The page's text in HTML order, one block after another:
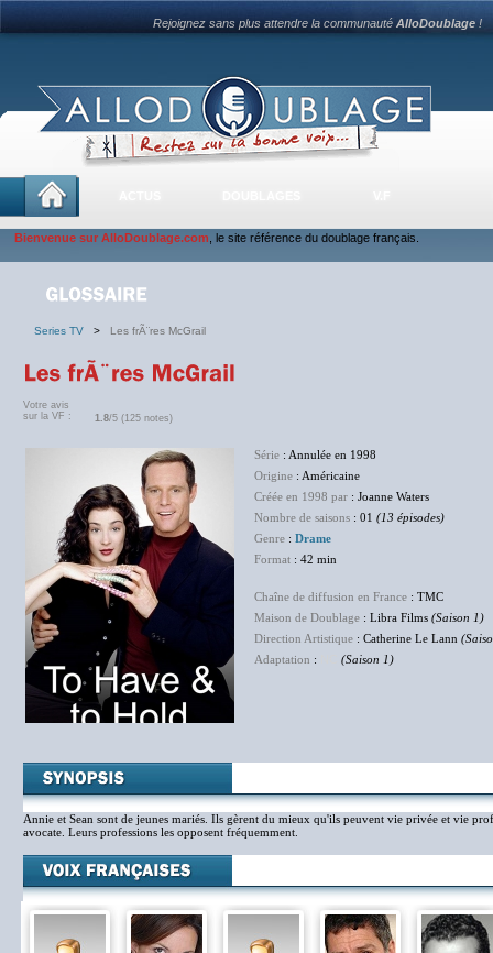
Rejoignez sans plus attendre la communautéAlloDoublage !
Bienvenue sur AlloDoublage.com , le site référence du doublage français.
Series TV > Les frÃ¨res McGrail
Votre avis
sur la VF :
1.8/5 (125 notes)
Série : Annulée en 1998
Origine : Américaine
Créée en 1998 par : Joanne Waters
Nombre de saisons : 01 (13 épisodes)
Genre : Drame
Format : 42 min
Chaîne de diffusion en France : TMC
Maison de Doublage : Libra Films (Saison 1)
Direction Artistique : Catherine Le Lann
Adaptation : (Saison 1)
Annie et Sean sont de jeunes mariés. Ils gèrent du mieux qu'ils peuvent vie privée et vie
avocate. Leurs professions les opposent fréquemment.